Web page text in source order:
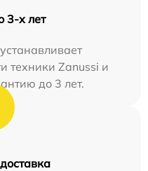
3-х лет
техники Zanussi и
до 3 лет.